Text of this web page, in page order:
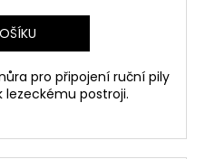
pro připojení ruční pily
lezeckému postroji.